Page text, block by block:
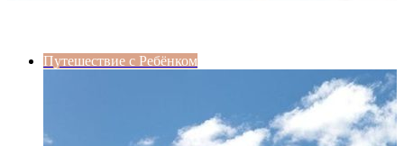
Путешествие с Ребёнком